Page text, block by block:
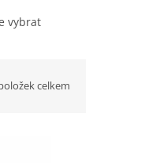
vybrat
celkem